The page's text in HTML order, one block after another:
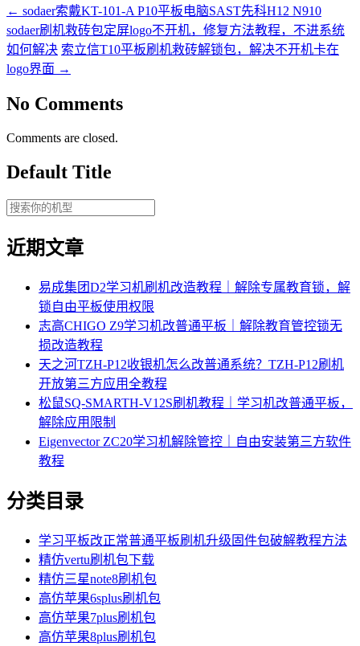
← sodaer索戴KT-101-A P10平板电脑SAST先科H12 N910
sodaer刷机救砖包定屏logo不开机，修复方法教程，不进系统
如何解决 索立信T10平板刷机救砖解锁包，解决不开机卡在
logo界面 →
No Comments
Comments are closed.
Default Title
近期文章
易成集团D2学习机刷机改造教程｜解除专属教育锁，解
锁自由平板使用权限
志高CHIGO Z9学习机改普通平板｜解除教育管控锁无
损改造教程
天之河TZH-P12收银机怎么改普通系统？TZH-P12刷机
开放第三方应用全教程
松鼠SQ-SMARTH-V12S刷机教程｜学习机改普通平板，
解除应用限制
Eigenvector ZC20学习机解除管控｜自由安装第三方软件
教程
分类目录
学习平板改正常普通平板刷机升级固件包破解教程方法
精仿vertu刷机包下载
精仿三星note8刷机包
高仿苹果6splus刷机包
高仿苹果7plus刷机包
高仿苹果8plus刷机包